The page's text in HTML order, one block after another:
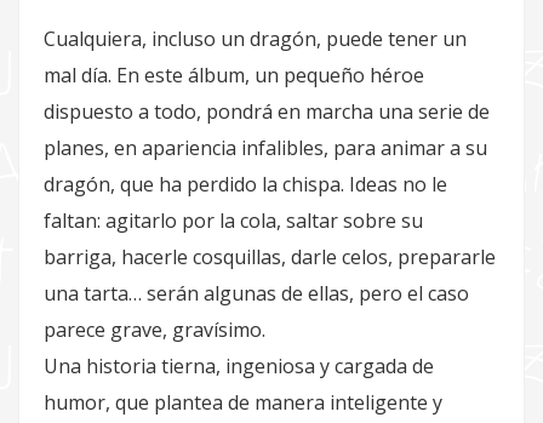
Cualquiera, incluso un dragón, puede tener un
mal día. En este álbum, un pequeño héroe
dispuesto a todo, pondrá en marcha una serie de
planes, en apariencia infalibles, para animar a su
dragón, que ha perdido la chispa. Ideas no le
faltan: agitarlo por la cola, saltar sobre su
barriga, hacerle cosquillas, darle celos, prepararle
una tarta… serán algunas de ellas, pero el caso
parece grave, gravísimo.
Una historia tierna, ingeniosa y cargada de
humor, que plantea de manera inteligente y